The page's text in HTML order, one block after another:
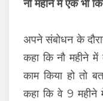
नौ महीने में एक भी
अपने संबोधन के
कहा कि नौ महीने में
काम किया हो तो
कहा कि वे 9 महीने